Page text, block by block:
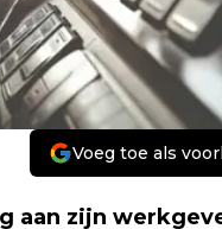
Voeg toe als
aan zijn